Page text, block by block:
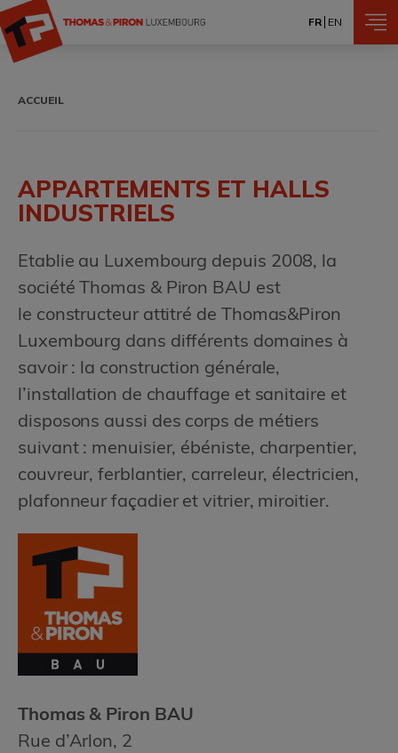
Aller au contenu principal
FR EN
Fil d'Ariane
ACCUEIL
APPARTEMENTS ET HALLS
INDUSTRIELS
Etablie au Luxembourg depuis 2008, la
société Thomas & Piron BAU est
le constructeur attitré de Thomas&Piron
Luxembourg dans différents domaines à
savoir : la construction générale,
l’installation de chauffage et sanitaire et
disposons aussi des corps de métiers
suivant : menuisier, ébéniste, charpentier,
couvreur, ferblantier, carreleur, électricien,
plafonneur façadier et vitrier, miroitier.
Thomas & Piron BAU
Rue d’Arlon, 2